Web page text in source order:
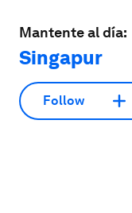
Mantente al día:
Singapur
Follow